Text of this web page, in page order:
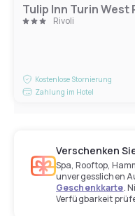
Tulip Inn Turin West
Rivoli
Kostenlose Stornierung
Zahlung im Hotel
Verschenken
Spa, Rooftop,
unvergesslichen
Geschenkkarte.
Verfügbarkeit